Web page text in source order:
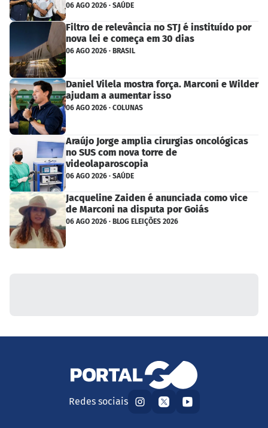
06 AGO 2026 · SAÚDE
Filtro de relevância no STJ é instituído por
nova lei e começa em 30 dias
06 AGO 2026 · BRASIL
Daniel Vilela mostra força. Marconi e Wilder
ajudam a aumentar isso
06 AGO 2026 · COLUNAS
Araújo Jorge amplia cirurgias oncológicas
no SUS com nova torre de
videolaparoscopia
06 AGO 2026 · SAÚDE
Jacqueline Zaiden é anunciada como vice
de Marconi na disputa por Goiás
06 AGO 2026 · BLOG ELEIÇÕES 2026
Redes sociais